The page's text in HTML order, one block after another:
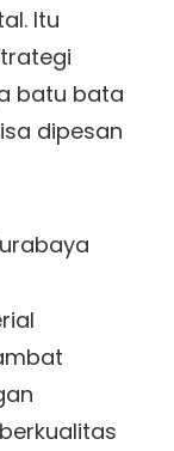
Itu
batu bata
dipesan